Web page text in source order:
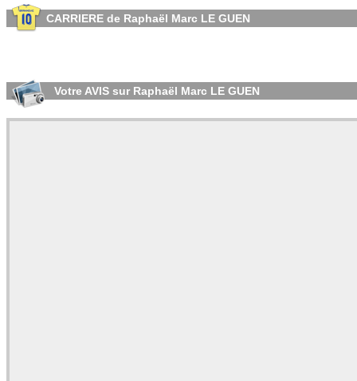
CARRIERE de Raphaël Marc LE GUEN
Votre AVIS sur Raphaël Marc LE GUEN